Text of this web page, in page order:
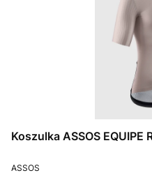
Koszulka ASSOS EQUIPE
PRODUCENT
ASSOS